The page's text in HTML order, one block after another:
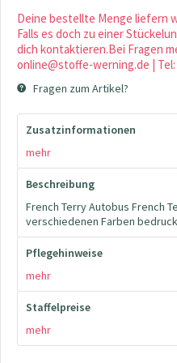
Deine bestellte Menge liefern
Falls es doch zu einer
dich kontaktieren.Bei Fragen
online@stoffe-werning.de | Tel:
Fragen zum Artikel?
Zusatzinformationen
mehr
Beschreibung
French Terry Autobus French
verschiedenen Farben
Pflegehinweise
mehr
Staffelpreise
mehr